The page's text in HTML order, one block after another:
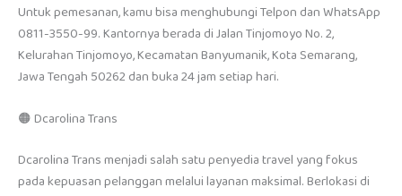
Untuk pemesanan, kamu bisa menghubungi Telpon dan WhatsApp
0811-3550-99. Kantornya berada di Jalan Tinjomoyo No. 2,
Kelurahan Tinjomoyo, Kecamatan Banyumanik, Kota Semarang,
Jawa Tengah 50262 dan buka 24 jam setiap hari.
🟠 Dcarolina Trans
Dcarolina Trans menjadi salah satu penyedia travel yang fokus
pada kepuasan pelanggan melalui layanan maksimal. Berlokasi di